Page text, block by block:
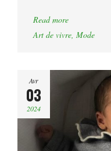
Read more
Art de vivre, Mode
Avr
03
2024